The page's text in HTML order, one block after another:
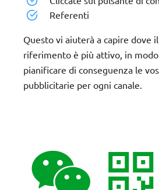
Referenti
Questo vi aiuterà a capire dove
riferimento è più attivo, in
pianificare di conseguenza le
pubblicitarie per ogni canale.